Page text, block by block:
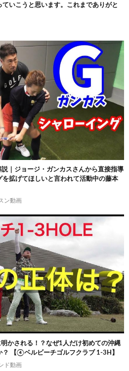
いこうと思います。これまでありがと
｜ジョージ・ガンカスさんから直接指導
拡げてほしいと言われて活動中の藤本
ン動画
かされる！？なぜ1人だけ初めての沖縄
？ 【④ベルビーチゴルフクラブ 1-3H】
ド動画